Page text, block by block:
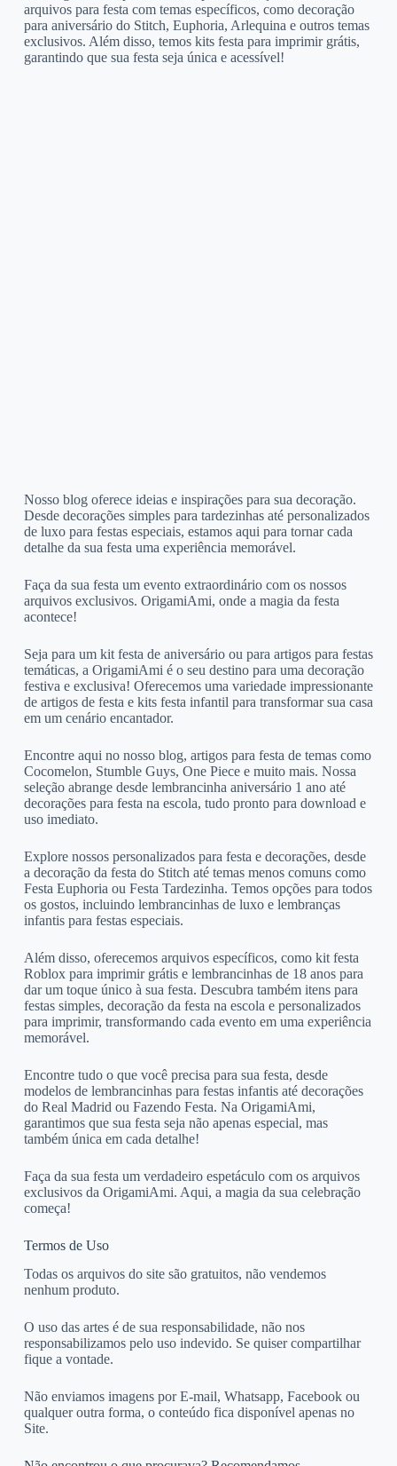
arquivos para festa com temas específicos, como decoração
para aniversário do Stitch, Euphoria, Arlequina e outros temas
exclusivos. Além disso, temos kits festa para imprimir grátis,
garantindo que sua festa seja única e acessível!
Nosso blog oferece ideias e inspirações para sua decoração.
Desde decorações simples para tardezinhas até personalizados
de luxo para festas especiais, estamos aqui para tornar cada
detalhe da sua festa uma experiência memorável.
Faça da sua festa um evento extraordinário com os nossos
arquivos exclusivos. OrigamiAmi, onde a magia da festa
acontece!
Seja para um kit festa de aniversário ou para artigos para festas
temáticas, a OrigamiAmi é o seu destino para uma decoração
festiva e exclusiva! Oferecemos uma variedade impressionante
de artigos de festa e kits festa infantil para transformar sua casa
em um cenário encantador.
Encontre aqui no nosso blog, artigos para festa de temas como
Cocomelon, Stumble Guys, One Piece e muito mais. Nossa
seleção abrange desde lembrancinha aniversário 1 ano até
decorações para festa na escola, tudo pronto para download e
uso imediato.
Explore nossos personalizados para festa e decorações, desde
a decoração da festa do Stitch até temas menos comuns como
Festa Euphoria ou Festa Tardezinha. Temos opções para todos
os gostos, incluindo lembrancinhas de luxo e lembranças
infantis para festas especiais.
Além disso, oferecemos arquivos específicos, como kit festa
Roblox para imprimir grátis e lembrancinhas de 18 anos para
dar um toque único à sua festa. Descubra também itens para
festas simples, decoração da festa na escola e personalizados
para imprimir, transformando cada evento em uma experiência
memorável.
Encontre tudo o que você precisa para sua festa, desde
modelos de lembrancinhas para festas infantis até decorações
do Real Madrid ou Fazendo Festa. Na OrigamiAmi,
garantimos que sua festa seja não apenas especial, mas
também única em cada detalhe!
Faça da sua festa um verdadeiro espetáculo com os arquivos
exclusivos da OrigamiAmi. Aqui, a magia da sua celebração
começa!
Termos de Uso
Todas os arquivos do site são gratuitos, não vendemos
nenhum produto.
O uso das artes é de sua responsabilidade, não nos
responsabilizamos pelo uso indevido. Se quiser compartilhar
fique a vontade.
Não enviamos imagens por E-mail, Whatsapp, Facebook ou
qualquer outra forma, o conteúdo fica disponível apenas no
Site.